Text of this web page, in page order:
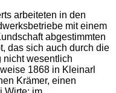
arbeiteten in den
mit einem
abgestimmten
das sich auch durch die
nicht wesentlich
1868 in Kleinarl
Krämer, einen